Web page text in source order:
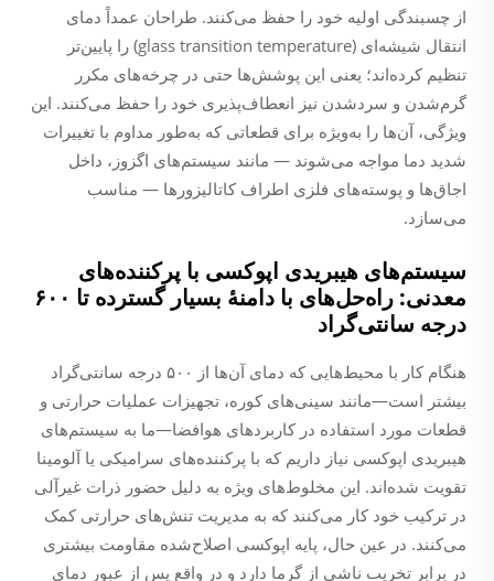
از چسبندگی اولیه خود را حفظ می‌کنند. طراحان عمداً دمای
انتقال شیشه‌ای (glass transition temperature) را پایین‌تر
تنظیم کرده‌اند؛ یعنی این پوشش‌ها حتی در چرخه‌های مکرر
گرم‌شدن و سردشدن نیز انعطاف‌پذیری خود را حفظ می‌کنند. این
ویژگی، آن‌ها را به‌ویژه برای قطعاتی که به‌طور مداوم با تغییرات
شدید دما مواجه می‌شوند — مانند سیستم‌های اگزوز، داخل
اجاق‌ها و پوسته‌های فلزی اطراف کاتالیزورها — مناسب
می‌سازد.
سیستم‌های هیبریدی اپوکسی با پرکننده‌های
معدنی: راه‌حل‌های با دامنهٔ بسیار گسترده تا ۶۰۰
درجه سانتی‌گراد
هنگام کار با محیط‌هایی که دمای آن‌ها از ۵۰۰ درجه سانتی‌گراد
بیشتر است—مانند سینی‌های کوره، تجهیزات عملیات حرارتی و
قطعات مورد استفاده در کاربردهای هوافضا—ما به سیستم‌های
هیبریدی اپوکسی نیاز داریم که با پرکننده‌های سرامیکی یا آلومینا
تقویت شده‌اند. این مخلوط‌های ویژه به دلیل حضور ذرات غیرآلی
در ترکیب خود کار می‌کنند که به مدیریت تنش‌های حرارتی کمک
می‌کنند. در عین حال، پایه اپوکسی اصلاح‌شده مقاومت بیشتری
در برابر تخریب ناشی از گرما دارد و در واقع پس از عبور دمای